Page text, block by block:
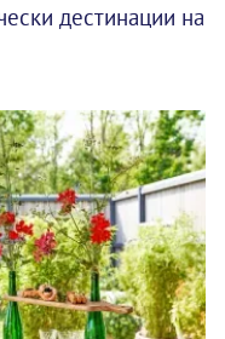
дестинации на